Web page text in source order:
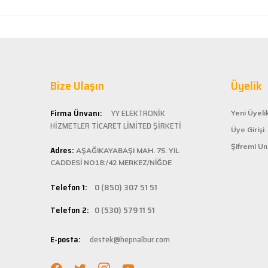
ü... ş... | 22/01/2025
Deneyimini Paylaş
alışveriş
ömürlü
Kolay
istediğiniz
bilgilere
Hızlı
adresinize
Bize Ulaşın
Firma Ünvanı:
YY ELEKTRONİK
HİZMETLER TİCARET LİMİTED ŞİRKETİ
Adres: AŞAĞIKAYABAŞI MAH. 75. YIL
CADDESİ NO18:/42 MERKEZ/NİĞDE
Telefon 1: 0 (850) 307 51 51
Telefon 2: 0 (530) 579 11 51
E-posta: destek@hepnalbur.com
Üyelik
Yeni
Üye Girişi
Şifremi